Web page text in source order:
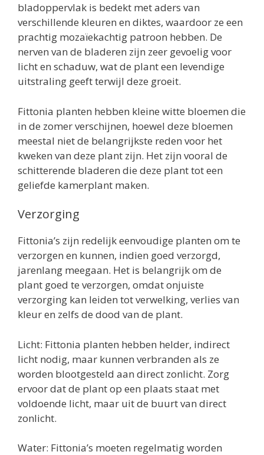
bladoppervlak is bedekt met aders van
verschillende kleuren en diktes, waardoor ze een
prachtig mozaïekachtig patroon hebben. De
nerven van de bladeren zijn zeer gevoelig voor
licht en schaduw, wat de plant een levendige
uitstraling geeft terwijl deze groeit.
Fittonia planten hebben kleine witte bloemen die
in de zomer verschijnen, hoewel deze bloemen
meestal niet de belangrijkste reden voor het
kweken van deze plant zijn. Het zijn vooral de
schitterende bladeren die deze plant tot een
geliefde kamerplant maken.
Verzorging
Fittonia’s zijn redelijk eenvoudige planten om te
verzorgen en kunnen, indien goed verzorgd,
jarenlang meegaan. Het is belangrijk om de
plant goed te verzorgen, omdat onjuiste
verzorging kan leiden tot verwelking, verlies van
kleur en zelfs de dood van de plant.
Licht: Fittonia planten hebben helder, indirect
licht nodig, maar kunnen verbranden als ze
worden blootgesteld aan direct zonlicht. Zorg
ervoor dat de plant op een plaats staat met
voldoende licht, maar uit de buurt van direct
zonlicht.
Water: Fittonia’s moeten regelmatig worden